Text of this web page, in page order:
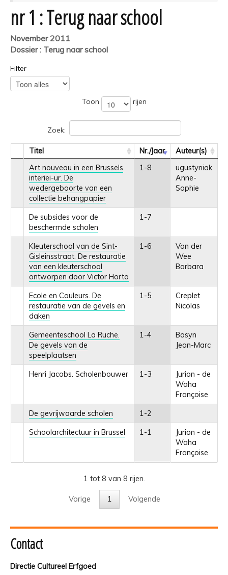
nr 1 : Terug naar school
November 2011
Dossier : Terug naar school
Filter
Toon rijen
Zoek:
Titel Nr./Jaar
Auteur(s)
Art nouveau in een Brussels
interiei-ur. De
wedergeboorte van een
collectie behangpapier
1-8
ugustyniak
Anne-
Sophie
De subsides voor de
beschermde scholen
1-7
Kleuterschool van de Sint-
Gisleinsstraat. De restauratie
van een kleuterschool
ontworpen door Victor Horta
1-6
Van der
Wee
Barbara
Ecole en Couleurs. De
restauratie van de gevels en
daken
1-5
Creplet
Nicolas
Gemeenteschool La Ruche.
De gevels van de
speelplaatsen
1-4
Basyn
Jean-Marc
Henri Jacobs. Scholenbouwer 1-3
Jurion - de
Waha
Françoise
De gevrijwaarde scholen 1-2
Schoolarchitectuur in Brussel 1-1
Jurion - de
Waha
Françoise
1 tot 8 van 8 rijen.
Vorige 1 Volgende
Contact
Directie Cultureel Erfgoed